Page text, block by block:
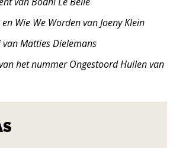
Wie We Worden van Joeny Klein
Matties Dielemans
het nummer Ongestoord Huilen van